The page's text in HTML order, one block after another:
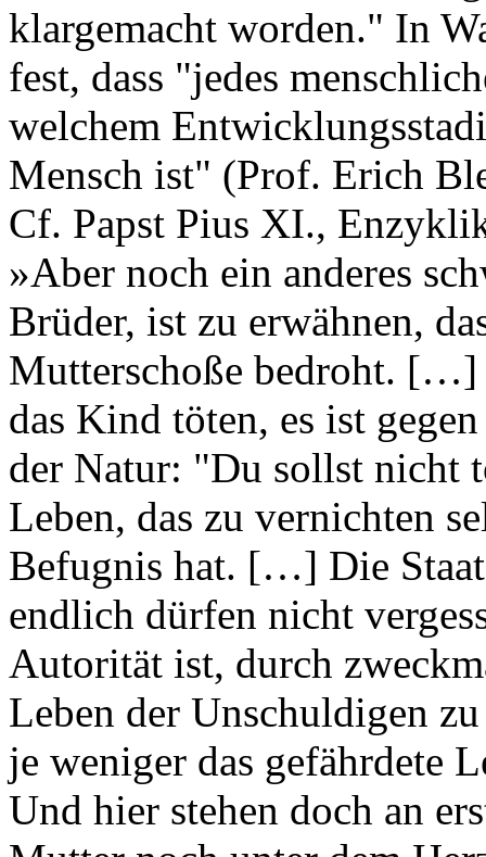
klargemacht worden." In
fest, dass "jedes
welchem
Mensch ist" (Prof. Erich
Cf. Papst Pius XI.,
»Aber noch ein anderes
Brüder, ist zu erwähnen,
Mutterschoße bedroht. […]
das Kind töten, es ist
der Natur: "Du sollst nicht
Leben, das zu vernichten
Befugnis hat. […] Die
endlich dürfen nicht
Autorität ist, durch
Leben der Unschuldigen
je weniger das gefährdete
Und hier stehen doch an